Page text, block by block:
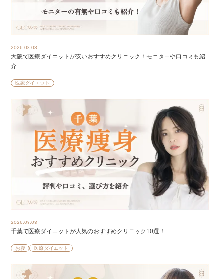
2026.08.03
大阪で医療ダイエットが安いおすすめクリニック！モニターや口コミも紹
介
医療ダイエット
2026.08.03
千葉で医療ダイエットが人気のおすすめクリニック10選！
お腹 医療ダイエット